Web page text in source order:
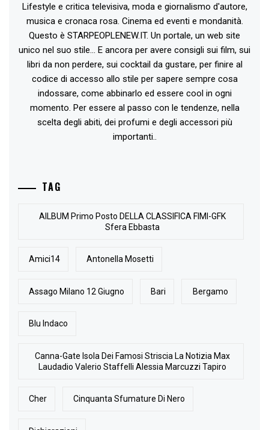
Lifestyle e critica televisiva, moda e giornalismo d'autore,
musica e cronaca rosa. Cinema ed eventi e mondanità.
Questo è STARPEOPLENEW.IT. Un portale, un web site
unico nel suo stile... E ancora per avere consigli sui film, sui
libri da non perdere, sui cocktail da gustare, per finire al
codice di accesso allo stile per sapere sempre cosa
indossare, come abbinarlo ed essere cool in ogni
momento. Per essere al passo con le tendenze, nella
scelta degli abiti, dei profumi e degli accessori più
importanti..
TAG
AlLBUM Primo Posto DELLA CLASSIFICA FIMI-GFK
Sfera Ebbasta
Amici14 Antonella Mosetti
Assago Milano 12 Giugno Bari Bergamo
Blu Indaco
Canna-Gate Isola Dei Famosi Striscia La Notizia Max
Laudadio Valerio Staffelli Alessia Marcuzzi Tapiro
Cher Cinquanta Sfumature Di Nero